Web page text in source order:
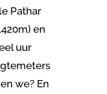
Pathar
en
uur
we? En